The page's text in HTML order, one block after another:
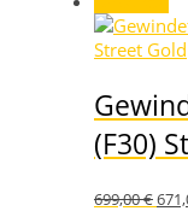
(F30)
699,00€